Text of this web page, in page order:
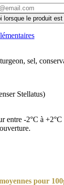
lorsque le produit
sel,
Stellatus)
entre -2°C à
pour